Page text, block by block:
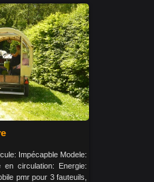
Impécapble Modele:
en circulation: Energie:
pmr pour 3 fauteuils,